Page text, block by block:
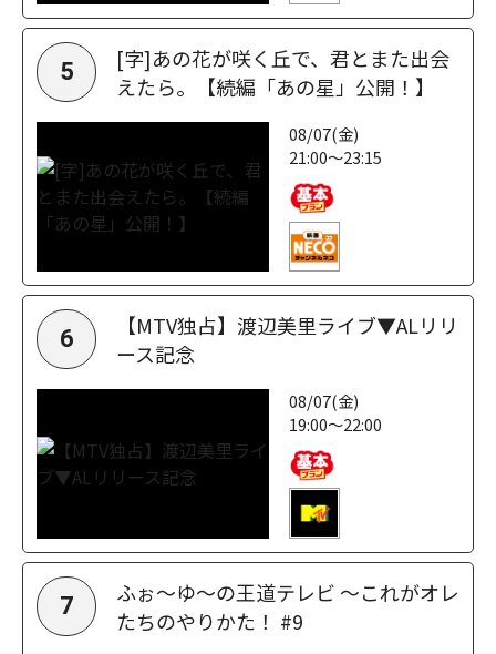
5
[字]あの花が咲く丘で、君とまた出会
えたら。【続編「あの星」公開！】
08/07(金)
21:00～23:15
6
【MTV独占】渡辺美里ライブ▼ALリリ
ース記念
08/07(金)
19:00～22:00
7
ふぉ～ゆ～の王道テレビ ～これがオレ
たちのやりかた！ #9